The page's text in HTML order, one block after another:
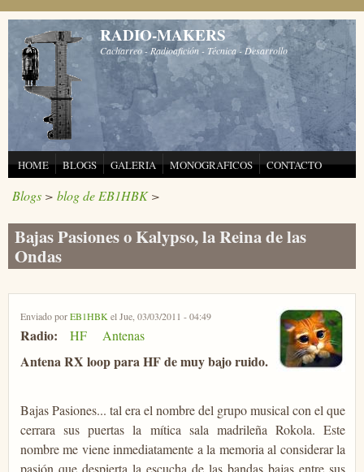
Pasar al contenido principal
RADIO-MAKERS
Cacharreo - Radioafición - Técnica - Desarrollo
HOME BLOGS GALERIA MONOGRAFICOS CONTACTO
Blogs > blog de EB1HBK>
Bajas Pasiones o Kalypso, la Reina de las
Ondas
Enviado porEB1HBK el Jue, 03/03/2011 - 04:49
Radio: HF Antenas
Antena RX loop para HF de muy bajo ruido.
Bajas Pasiones... tal era el nombre del grupo musical con el que
cerrara sus puertas la mítica sala madrileña Rokola. Este
nombre me viene inmediatamente a la memoria al considerar la
pasión que despierta la escucha de las bandas bajas entre sus